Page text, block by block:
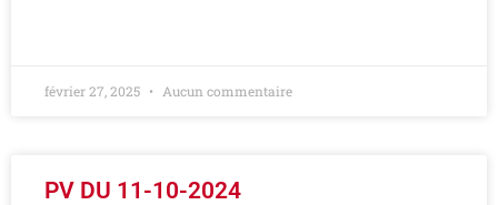
février 27, 2025 Aucun commentaire
PV DU 11-10-2024